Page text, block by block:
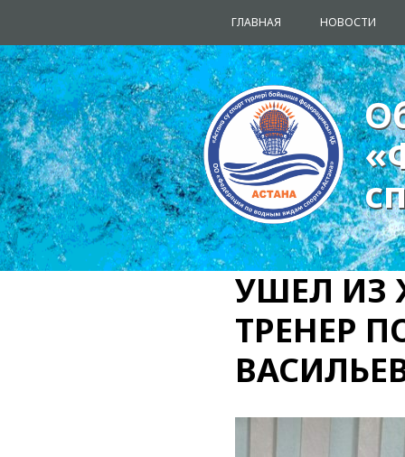
ГЛАВНАЯ НОВОСТИ
УШЕЛ ИЗ
ТРЕНЕР